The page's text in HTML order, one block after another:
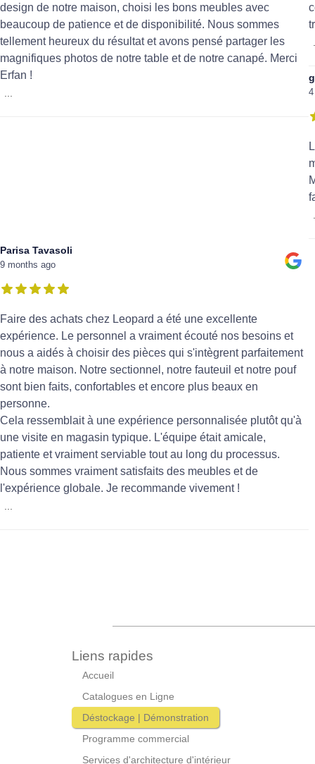
design de notre maison, choisi les bons meubles avec
beaucoup de patience et de disponibilité. Nous sommes
tellement heureux du résultat et avons pensé partager les
magnifiques photos de notre table et de notre canapé. Merci
Erfan !
...
Parisa Tavasoli
9 months ago
Faire des achats chez Leopard a été une excellente
expérience. Le personnel a vraiment écouté nos besoins et
nous a aidés à choisir des pièces qui s'intègrent parfaitement
à notre maison. Notre sectionnel, notre fauteuil et notre pouf
sont bien faits, confortables et encore plus beaux en
personne.
Cela ressemblait à une expérience personnalisée plutôt qu'à
une visite en magasin typique. L'équipe était amicale,
patiente et vraiment serviable tout au long du processus.
Nous sommes vraiment satisfaits des meubles et de
l'expérience globale. Je recommande vivement !
...
Liens rapides
Accueil
Catalogues en Ligne
Déstockage | Démonstration
Programme commercial
Services d'architecture d'intérieur